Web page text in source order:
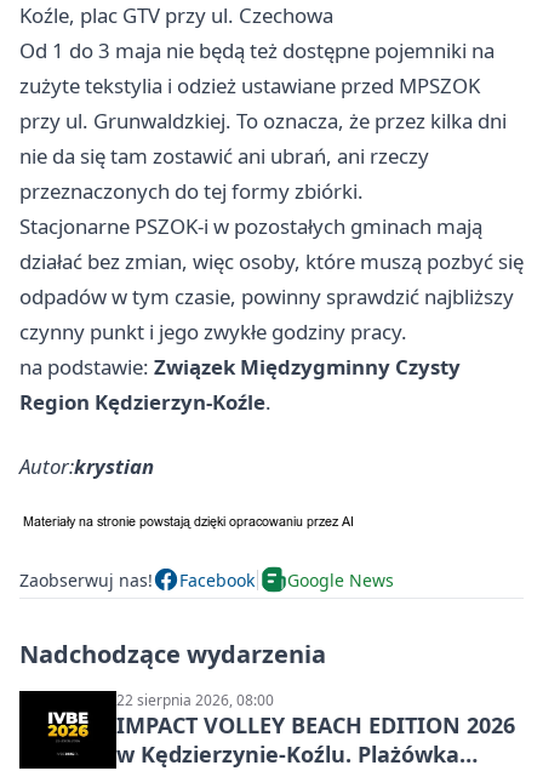
Koźle, plac GTV przy ul. Czechowa
Od 1 do 3 maja nie będą też dostępne pojemniki na
zużyte tekstylia i odzież ustawiane przed MPSZOK
przy ul. Grunwaldzkiej. To oznacza, że przez kilka dni
nie da się tam zostawić ani ubrań, ani rzeczy
przeznaczonych do tej formy zbiórki.
Stacjonarne PSZOK-i w pozostałych gminach mają
działać bez zmian, więc osoby, które muszą pozbyć się
odpadów w tym czasie, powinny sprawdzić najbliższy
czynny punkt i jego zwykłe godziny pracy.
na podstawie: Związek Międzygminny Czysty
Region Kędzierzyn-Koźle.
Autor:krystian
Zaobserwuj nas! Facebook Google News
Nadchodzące wydarzenia
22 sierpnia 2026, 08:00
IMPACT VOLLEY BEACH EDITION 2026
w Kędzierzynie-Koźlu. Plażówka